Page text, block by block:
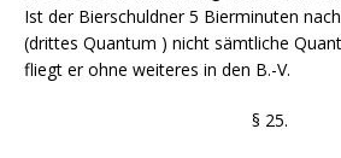
Ist der Bierschuldner 5 Bierminuten
(drittes Quantum ) nicht sämtliche
fliegt er ohne weiteres in den B.-V.
§ 25.